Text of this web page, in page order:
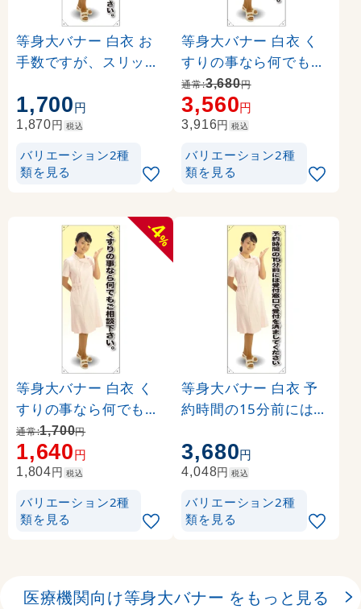
等身大バナー 白衣 お
手数ですが、スリッパ
手生地) (61738)
1,700円
1,870円 税込
バリエーション2種
類を見る
等身大バナー 白衣 く
すりの事なら何でもご
相談下さい。 素材:ト
ロマット(厚手生地) (6
1639)
通常:3,680円
3,560円
3,916円 税込
バリエーション2種
類を見る
-
4
%
等身大バナー 白衣 く
すりの事なら何でもご
相談下さい。 素材:ポ
ンジ(薄手生地) (61739
)
通常:1,700円
1,640円
1,804円 税込
バリエーション2種
類を見る
等身大バナー 白衣 予
約時間の15分前には受
ット(厚手生地) (61640
)
3,680円
4,048円 税込
バリエーション2種
類を見る
医療機関向け等身大バナー をもっと見る